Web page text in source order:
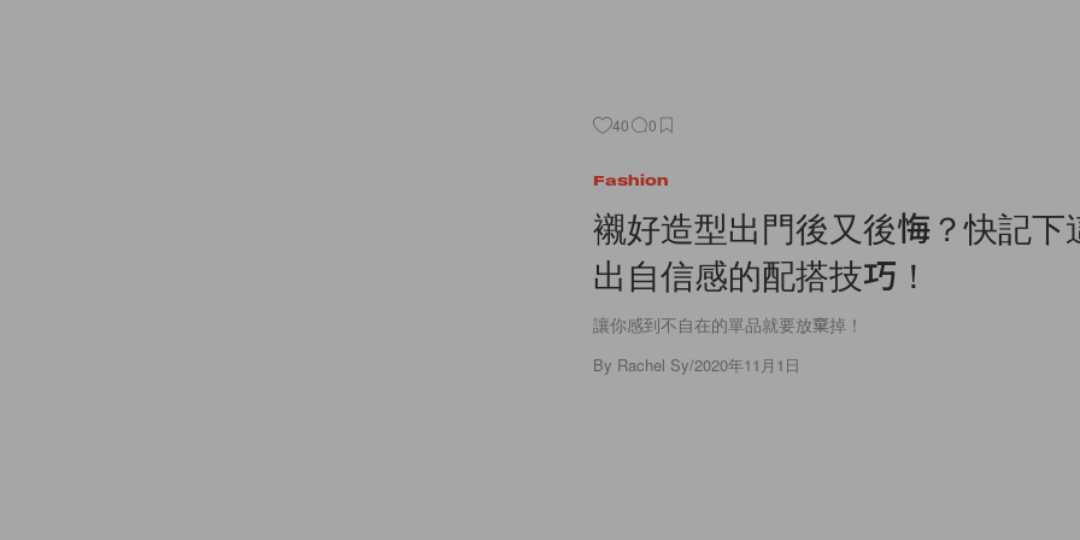
40 0
Fashion
襯好造型出門後又後悔？快記下
出自信感的配搭技巧！
讓你感到不自在的單品就要放棄掉！
By Rachel Sy/2020年11月1日